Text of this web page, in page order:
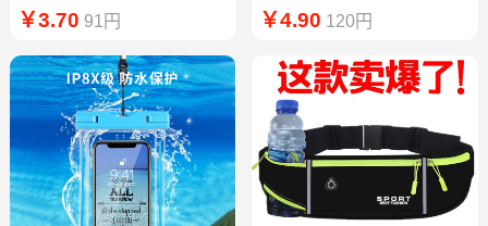
￥3.70 91円 ￥4.90 120円